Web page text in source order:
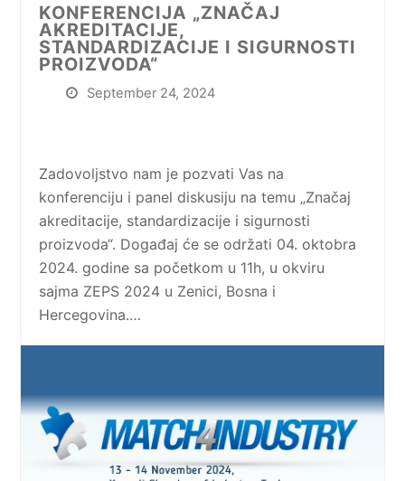
KONFERENCIJA „ZNAČAJ
AKREDITACIJE,
STANDARDIZACIJE I SIGURNOSTI
PROIZVODA“
September 24, 2024
Zadovoljstvo nam je pozvati Vas na
konferenciju i panel diskusiju na temu „Značaj
akreditacije, standardizacije i sigurnosti
proizvoda“. Događaj će se održati 04. oktobra
2024. godine sa početkom u 11h, u okviru
sajma ZEPS 2024 u Zenici, Bosna i
Hercegovina.…